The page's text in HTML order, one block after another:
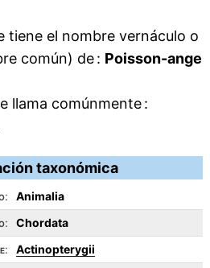
tiene el nombre vernáculo o
común) de : Poisson-ange
llama comúnmente :
taxonómica
:
Animalia
:
Chordata
:
Actinopterygii